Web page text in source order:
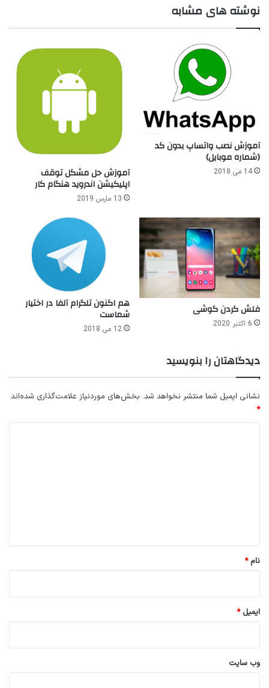
نوشته های مشابه
آموزش نصب واتساپ بدون کد
(شماره موبایل)
14 می 2018 آموزش حل مشکل توقف
اپلیکیشن اندروید هنگام کار
13 مارس 2019
فلش کردن گوشی
6 اکتبر 2020
هم اکنون تلگرام آلفا در اختیار
شماست
12 می 2018
دیدگاهتان را بنویسید
نشانی ایمیل شما منتشر نخواهد شد. بخش‌های موردنیاز علامت‌گذاری شده‌اند
*
نام*
ایمیل*
وب‌ سایت